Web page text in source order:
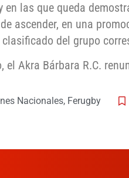
en las que queda
ascender, en una
del grupo
el Akra Bárbara R.C.
Nacionales, Ferugby